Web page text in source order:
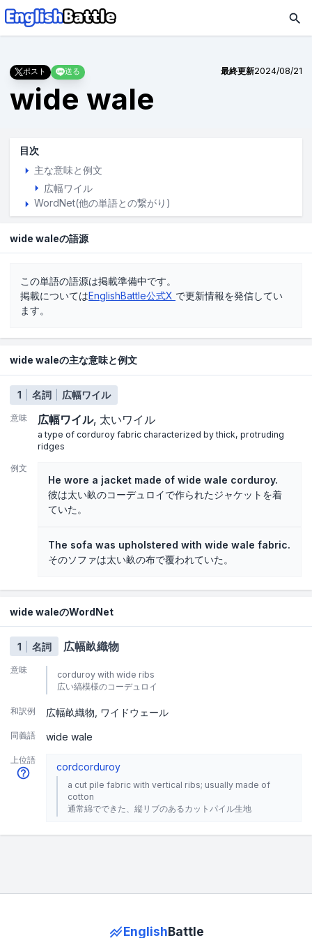
ポスト 送る 最終更新2024/08/21
wide wale
目次
主な意味と例文
広幅ワイル
WordNet(他の単語との繋がり)
wide waleの語源
この単語の語源は掲載準備中です。
掲載についてはEnglishBattle公式X で更新情報を発信してい
ます。
wide waleの主な意味と例文
1 名詞 広幅ワイル
意味 広幅ワイル 太いワイル
a type of corduroy fabric characterized by thick, protruding
ridges
例文
He wore a jacket made of wide wale corduroy.
彼は太い畝のコーデュロイで作られたジャケットを着
ていた。
The sofa was upholstered with wide wale fabric.
そのソファは太い畝の布で覆われていた。
wide waleのWordNet
1 名詞 広幅畝織物
意味
corduroy with wide ribs
広い縞模様のコーデュロイ
和訳例 広幅畝織物 ワイドウェール
同義語 wide wale
上位語
cordcorduroy
a cut pile fabric with vertical ribs; usually made of
cotton
通常綿でできた、縦リブのあるカットパイル生地
EnglishBattle